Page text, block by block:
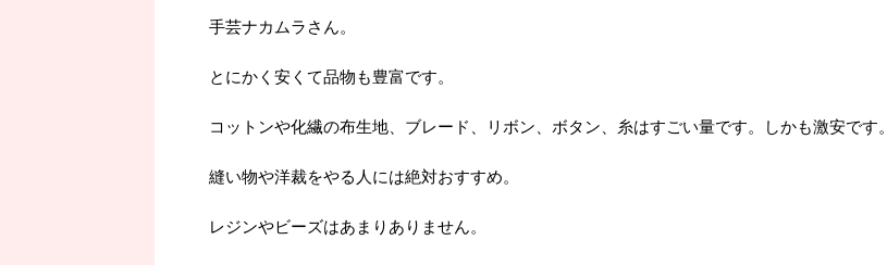
手芸ナカムラさん。
とにかく安くて品物も豊富です。
コットンや化繊の布生地、ブレード、リボン、ボタン、糸はすごい量です。しかも激安です。
縫い物や洋裁をやる人には絶対おすすめ。
レジンやビーズはあまりありません。